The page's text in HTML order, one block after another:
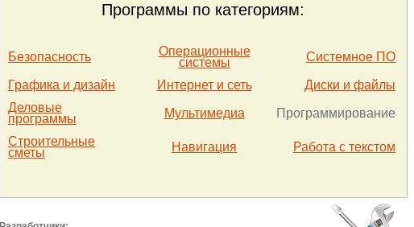
Программы по категориям:
Безопасность
Операционные
системы
Системное ПО
Графика и дизайн Интернет и сеть
Диски и файлы
Деловые
программы
Мультимедиа Программирование
Строительные
сметы
Навигация Работа с текстом